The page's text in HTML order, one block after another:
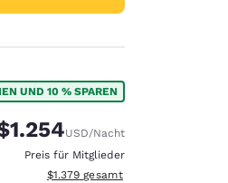
UND 10 % SPAREN
Preis:
Preis:
USD/Nacht
Preis für Mitglieder
Geschätzte Gesamtdetails
$1.379 gesamt